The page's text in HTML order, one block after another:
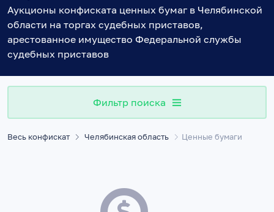
Аукционы конфиската ценных бумаг в Челябинской
области на торгах судебных приставов,
арестованное имущество Федеральной службы
судебных приставов
Фильтр поиска
Весь конфискат Челябинская область Ценные бумаги